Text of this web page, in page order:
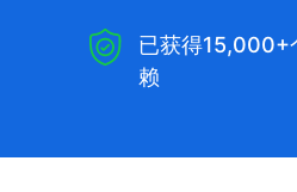
已获得15,000+
赖